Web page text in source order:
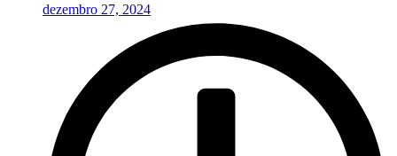
dezembro 27, 2024